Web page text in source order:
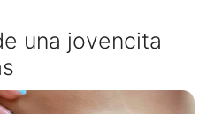
una jovencita